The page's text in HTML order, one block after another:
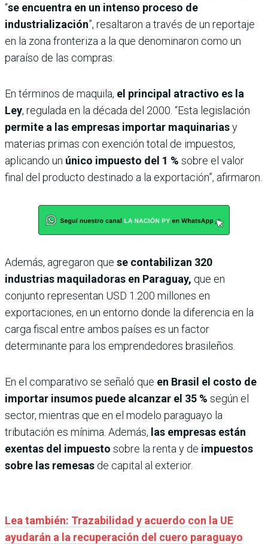
“se encuentra en un intenso proceso de
industrialización”, resaltaron a través de un reportaje
en la zona fronteriza a la que denominaron como un
paraíso de las compras.
En términos de maquila, el principal atractivo es la
Ley, regulada en la década del 2000. “Esta legislación
permite a las empresas importar maquinariasy
materias primas con exención total de impuestos,
aplicando un único impuesto del 1 % sobre el valor
final del producto destinado a la exportación”, afirmaron.
Además, agregaron que se contabilizan 320
industrias maquiladoras en Paraguay, que en
conjunto representan USD 1.200 millones en
exportaciones, en un entorno donde la diferencia en la
carga fiscal entre ambos países es un factor
determinante para los emprendedores brasileños.
En el comparativo se señaló que en Brasil el costo de
importar insumos puede alcanzar el 35 % según el
sector, mientras que en el modelo paraguayo la
tributación es mínima. Además, las empresas están
exentas del impuesto sobre la renta y de impuestos
sobre las remesas de capital al exterior.
Lea también: Trazabilidad y acuerdo con la UE
ayudarán a la recuperación del cuero paraguayo